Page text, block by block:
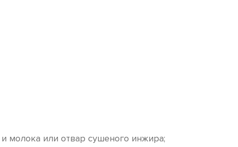
молока или отвар сушеного инжира;